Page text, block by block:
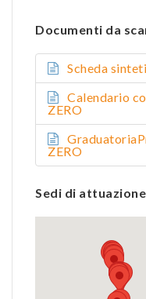
Documenti da
Scheda
Calendario
ZERO
ZERO
Sedi di attuazione